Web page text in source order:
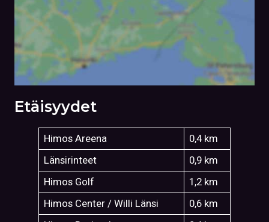
Etäisyydet
Himos Areena
0,4 km
Länsirinteet
0,9 km
Himos Golf
1,2 km
Himos Center / Willi Länsi
0,6 km